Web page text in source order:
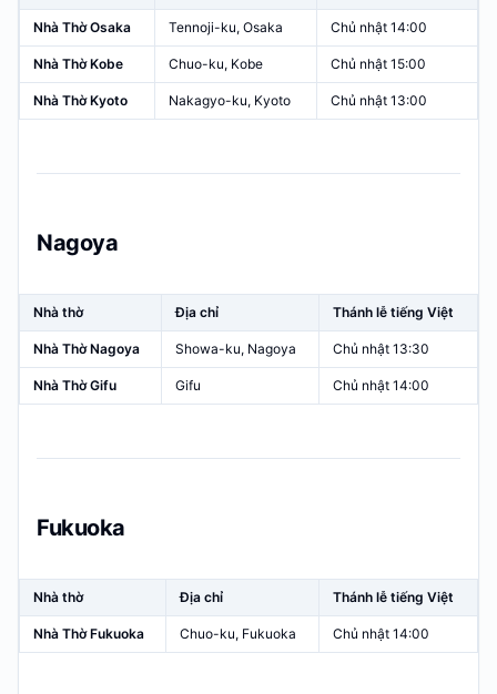
Nhà Thờ Osaka Tennoji-ku, Osaka Chủ nhật 14:00
Nhà Thờ Kobe Chuo-ku, Kobe Chủ nhật 15:00
Nhà Thờ Kyoto Nakagyo-ku, Kyoto Chủ nhật 13:00
Nagoya
Nhà thờ Địa chỉ Thánh lễ tiếng Việt
Nhà Thờ Nagoya Showa-ku, Nagoya Chủ nhật 13:30
Nhà Thờ Gifu Gifu Chủ nhật 14:00
Fukuoka
Nhà thờ Địa chỉ Thánh lễ tiếng Việt
Nhà Thờ Fukuoka Chuo-ku, Fukuoka Chủ nhật 14:00